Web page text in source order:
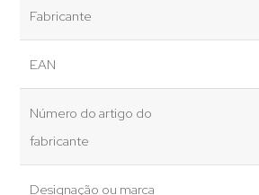
Fabricante
EAN
Número do artigo do
fabricante
Designação ou marca